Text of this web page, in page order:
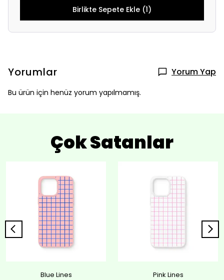
Birlikte Sepete Ekle (1)
Yorumlar Yorum Yap
Bu ürün için henüz yorum yapılmamış.
Çok Satanlar
Blue Lines Pink Lines